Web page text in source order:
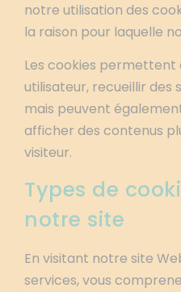
notre utilisation des
la raison pour laquelle
Les cookies permettent
utilisateur, recueillir des
mais peuvent
afficher des contenus
visiteur.
Types de
notre site
En visitant notre site
services, vous